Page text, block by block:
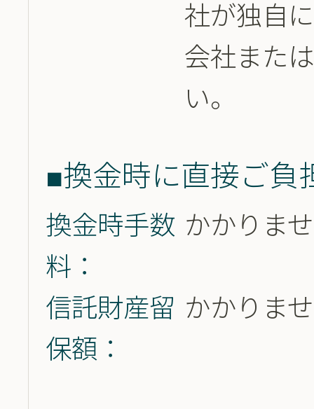
社が独自
会社また
い。
■換金時に直接ご負
換金時手数
料：
かかりま
信託財産留
保額：
かかりま